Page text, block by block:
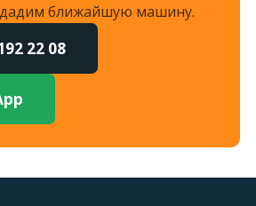
ближайшую машину.
22 08